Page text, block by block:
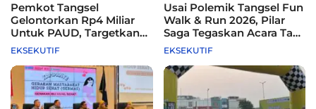
Pemkot Tangsel
Gelontorkan Rp4 Miliar
Untuk PAUD, Targetkan
115 Sekolah
EKSEKUTIF
Usai Polemik Tangsel Fun
Walk & Run 2026, Pilar
Saga Tegaskan Acara Tak
Difasilitasi Pemkot
EKSEKUTIF